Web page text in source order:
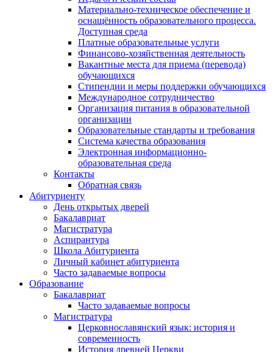
Материально-техническое обеспечение и
оснащённость образовательного процесса.
Доступная среда
Платные образовательные услуги
Финансово-хозяйственная деятельность
Вакантные места для приема (перевода)
обучающихся
Стипендии и меры поддержки обучающихся
Международное сотрудничество
Организация питания в образовательной
организации
Образовательные стандарты и требования
Система качества образования
Электронная информационно-
образовательная среда
Контакты
Обратная связь
Абитуриенту
День открытых дверей
Бакалавриат
Магистратура
Аспирантура
Школа Абитуриента
Личный кабинет абитуриента
Часто задаваемые вопросы
Образование
Бакалавриат
Часто задаваемые вопросы
Магистратура
Церковнославянский язык: история и
современность
История древней Церкви